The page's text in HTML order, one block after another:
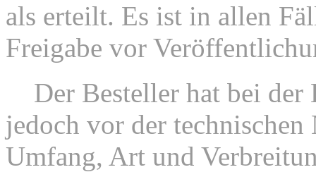
als erteilt. Es ist in allen
Freigabe vor
Der Besteller hat bei der
jedoch vor der
Umfang, Art und